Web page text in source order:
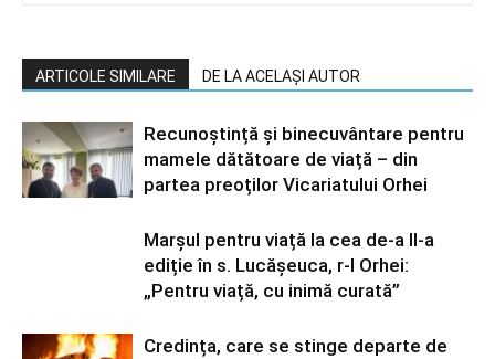
ARTICOLE SIMILARE DE LA ACELAȘI AUTOR
Recunoștință și binecuvântare pentru
mamele dătătoare de viață – din
partea preoților Vicariatului Orhei
Marșul pentru viață la cea de-a II-a
ediție în s. Lucășeuca, r-l Orhei:
„Pentru viață, cu inimă curată”
Credința, care se stinge departe de